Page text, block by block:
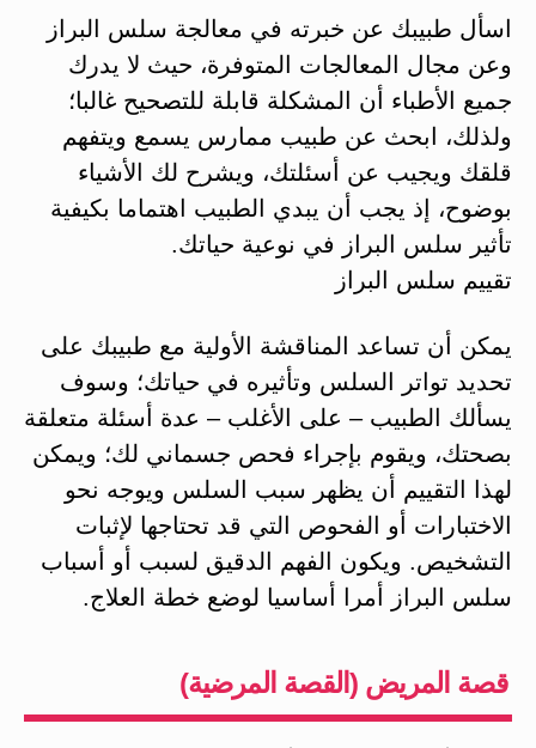
اسأل طبيبك عن خبرته في معالجة سلس البراز
وعن مجال المعالجات المتوفرة، حيث لا يدرك
جميع الأطباء أن المشكلة قابلة للتصحيح غالبا؛
ولذلك، ابحث عن طبيب ممارس يسمع ويتفهم
قلقك ويجيب عن أسئلتك، ويشرح لك الأشياء
بوضوح، إذ يجب أن يبدي الطبيب اهتماما بكيفية
تأثير سلس البراز في نوعية حياتك.
تقييم سلس البراز
يمكن أن تساعد المناقشة الأولية مع طبيبك على
تحديد تواتر السلس وتأثيره في حياتك؛ وسوف
يسألك الطبيب – على الأغلب – عدة أسئلة متعلقة
بصحتك، ويقوم بإجراء فحص جسماني لك؛ ويمكن
لهذا التقييم أن يظهر سبب السلس ويوجه نحو
الاختبارات أو الفحوص التي قد تحتاجها لإثبات
التشخيص. ويكون الفهم الدقيق لسبب أو أسباب
سلس البراز أمرا أساسيا لوضع خطة العلاج.
قصة المريض (القصة المرضية)